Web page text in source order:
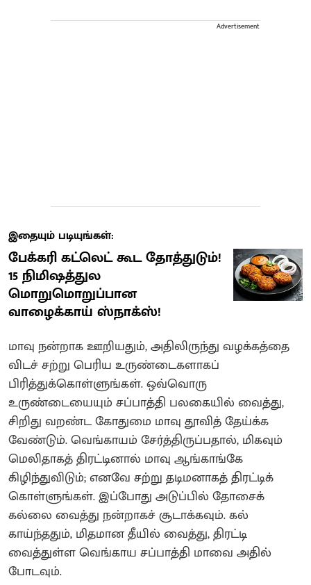
Advertisement
இதையும் படியுங்கள்:
பேக்கரி கட்லெட் கூட தோத்துடும்!
15 நிமிஷத்துல
மொறுமொறுப்பான
வாழைக்காய் ஸ்நாக்ஸ்!
மாவு நன்றாக ஊறியதும், அதிலிருந்து வழக்கத்தை
விடச் சற்று பெரிய உருண்டைகளாகப்
பிரித்துக்கொள்ளுங்கள். ஒவ்வொரு
உருண்டையையும் சப்பாத்தி பலகையில் வைத்து,
சிறிது வறண்ட கோதுமை மாவு தூவித் தேய்க்க
வேண்டும். வெங்காயம் சேர்த்திருப்பதால், மிகவும்
மெலிதாகத் திரட்டினால் மாவு ஆங்காங்கே
கிழிந்துவிடும்; எனவே சற்று தடிமனாகத் திரட்டிக்
கொள்ளுங்கள். இப்போது அடுப்பில் தோசைக்
கல்லை வைத்து நன்றாகச் சூடாக்கவும். கல்
காய்ந்ததும், மிதமான தீயில் வைத்து, திரட்டி
வைத்துள்ள வெங்காய சப்பாத்தி மாவை அதில்
போடவும்.